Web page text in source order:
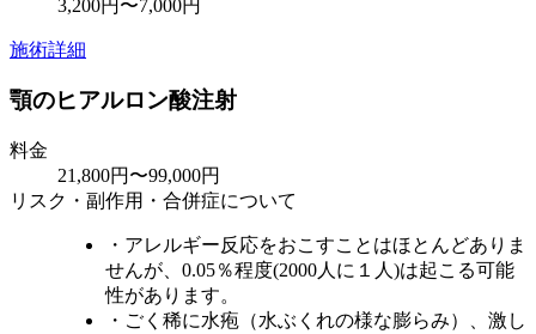
3,200円〜7,000円
施術詳細
顎のヒアルロン酸注射
料金
21,800円〜99,000円
リスク・副作用・合併症について
・アレルギー反応をおこすことはほとんどありま
せんが、0.05％程度(2000人に１人)は起こる可能
性があります。
・ごく稀に水疱（水ぶくれの様な膨らみ）、激し